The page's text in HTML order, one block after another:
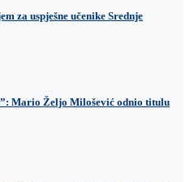
za uspješne učenike Srednje
Mario Željo Milošević odnio titulu